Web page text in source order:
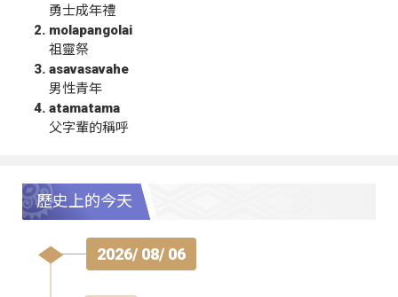
勇士成年禮
molapangolai
祖靈祭
asavasavahe
男性青年
atamatama
父字輩的稱呼
歷史上的今天
2026/ 08/ 06